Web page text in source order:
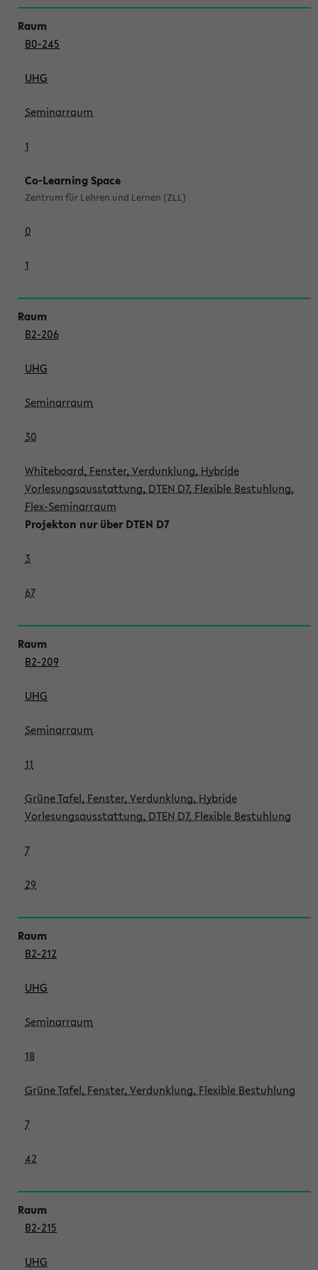
B0-245
UHG
Seminarraum
1
Co-Learning Space
Zentrum für Lehren und Lernen (ZLL)
0
1
B2-206
UHG
Seminarraum
30
Whiteboard, Fenster, Verdunklung, Hybride
Vorlesungsausstattung, DTEN D7, Flexible Bestuhlung,
Flex-Seminarraum
Projekton nur über DTEN D7
3
67
B2-209
UHG
Seminarraum
11
Grüne Tafel, Fenster, Verdunklung, Hybride
Vorlesungsausstattung, DTEN D7, Flexible Bestuhlung
7
29
B2-212
UHG
Seminarraum
18
Grüne Tafel, Fenster, Verdunklung, Flexible Bestuhlung
7
42
B2-215
UHG